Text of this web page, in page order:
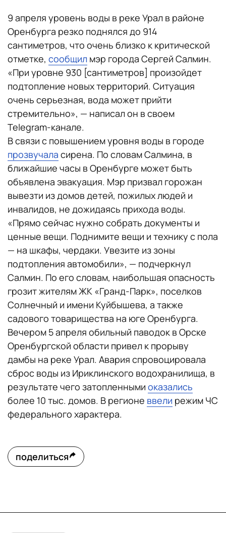
9 апреля уровень воды в реке Урал в районе
Оренбурга резко поднялся до 914
сантиметров, что очень близко к критической
отметке, сообщил мэр города Сергей Салмин.
«При уровне 930 [сантиметров] произойдет
подтопление новых территорий. Ситуация
очень серьезная, вода может прийти
стремительно», — написал он в своем
Telegram-канале.
В связи с повышением уровня воды в городе
прозвучала сирена. По словам Салмина, в
ближайшие часы в Оренбурге может быть
объявлена эвакуация. Мэр призвал горожан
вывезти из домов детей, пожилых людей и
инвалидов, не дожидаясь прихода воды.
«Прямо сейчас нужно собрать документы и
ценные вещи. Поднимите вещи и технику с пола
— на шкафы, чердаки. Увезите из зоны
подтопления автомобили», — подчеркнул
Салмин. По его словам, наибольшая опасность
грозит жителям ЖК «Гранд-Парк», поселков
Солнечный и имени Куйбышева, а также
садового товарищества на юге Оренбурга.
Вечером 5 апреля обильный паводок в Орске
Оренбургской области привел к прорыву
дамбы на реке Урал. Авария спровоцировала
сброс воды из Ириклинского водохранилища, в
результате чего затопленными оказались
более 10 тыс. домов. В регионе ввели режим ЧС
федерального характера.
поделиться